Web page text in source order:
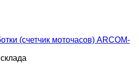
(счетчик моточасов) ARCOM-